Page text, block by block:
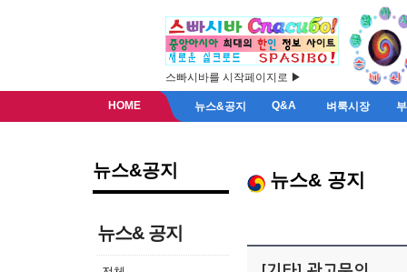
스빠시바를 시작페이지로 ▶
HOME 뉴스&공지 Q&A 벼룩시장
뉴스&공지
뉴스& 공지
뉴스& 공지